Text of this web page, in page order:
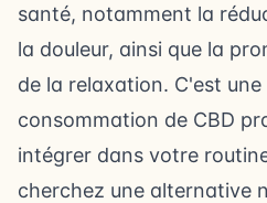
santé, notamment la
la douleur, ainsi que la
de la relaxation. C'est
consommation de CBD
intégrer dans votre
cherchez une alternative